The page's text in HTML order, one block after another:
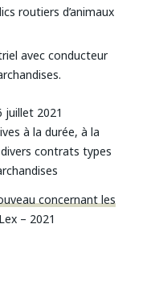
routiers d’animaux
avec conducteur
juillet 2021
à la durée, à la
contrats types
concernant les
– 2021